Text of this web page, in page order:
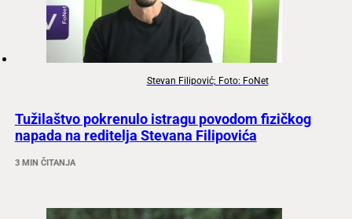
Stevan Filipović; Foto: FoNet
Tužilaštvo pokrenulo istragu povodom fizičkog
napada na reditelja Stevana Filipovića
3 MIN ČITANJA